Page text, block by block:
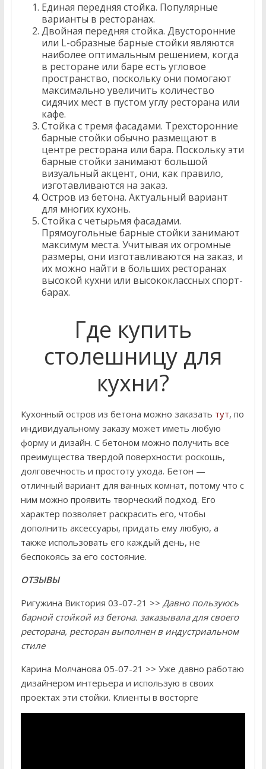
Единая передняя стойка. Популярные
варианты в ресторанах.
Двойная передняя стойка. Двусторонние
или L-образные барные стойки являются
наиболее оптимальным решением, когда
в ресторане или баре есть угловое
пространство, поскольку они помогают
максимально увеличить количество
сидячих мест в пустом углу ресторана или
кафе.
Стойка с тремя фасадами. Трехсторонние
барные стойки обычно размещают в
центре ресторана или бара. Поскольку эти
барные стойки занимают большой
визуальный акцент, они, как правило,
изготавливаются на заказ.
Остров из бетона. Актуальный вариант
для многих кухонь.
Стойка с четырьмя фасадами.
Прямоугольные барные стойки занимают
максимум места. Учитывая их огромные
размеры, они изготавливаются на заказ, и
их можно найти в больших ресторанах
высокой кухни или высококлассных спорт-
барах.
Где купить
столешницу для
кухни?
Кухонный остров из бетона можно заказать тут, по
индивидуальному заказу может иметь любую
форму и дизайн. С бетоном можно получить все
преимущества твердой поверхности: роскошь,
долговечность и простоту ухода. Бетон —
отличный вариант для ванных комнат, потому что с
ним можно проявить творческий подход. Его
характер позволяет раскрасить его, чтобы
дополнить аксессуары, придать ему любую, а
также использовать его каждый день, не
беспокоясь за его состояние.
ОТЗЫВЫ
Ригужина Виктория 03-07-21 >> Давно пользуюсь
барной стойкой из бетона. заказывала для своего
ресторана, ресторан выполнен в индустриальном
стиле
Карина Молчанова 05-07-21 >> Уже давно работаю
дизайнером интерьера и использую в своих
проектах эти стойки. Клиенты в восторге